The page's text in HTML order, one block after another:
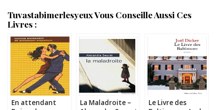
Tuvastabimerlesyeux Vous Conseille Aussi Ces
Livres :
En attendant
La Maladroite –
Le Livre des